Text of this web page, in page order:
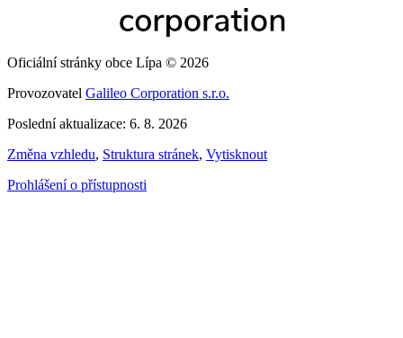
Oficiální stránky obce Lípa © 2026
Provozovatel Galileo Corporation s.r.o.
Poslední aktualizace: 6. 8. 2026
Změna vzhledu, Struktura stránek, Vytisknout
Prohlášení o přístupnosti